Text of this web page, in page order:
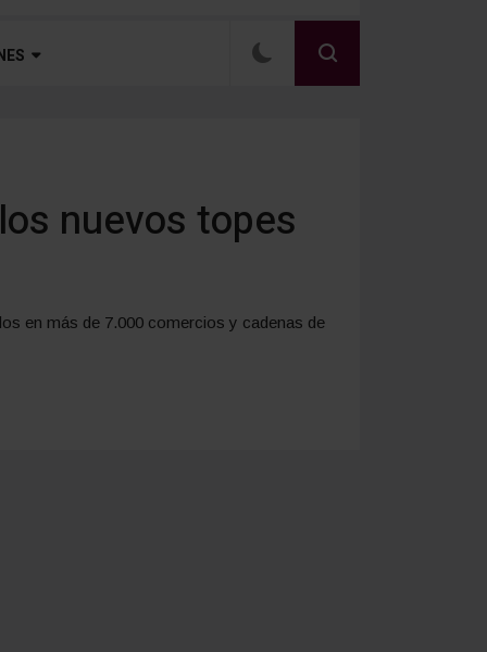
nuevos topes
en más de 7.000 comercios y cadenas de